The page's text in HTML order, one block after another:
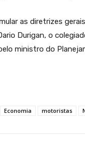
as diretrizes
Durigan, o
ministro do
Economia motoristas